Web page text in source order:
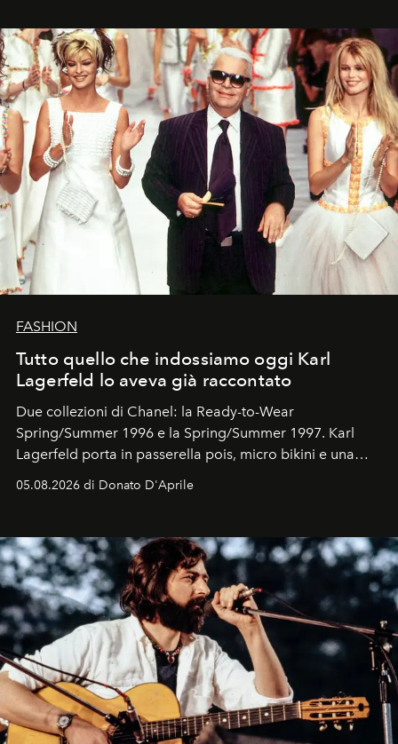
FASHION
Tutto quello che indossiamo oggi Karl
Lagerfeld lo aveva già raccontato
Due collezioni di Chanel: la Ready-to-Wear
Spring/Summer 1996 e la Spring/Summer 1997. Karl
Lagerfeld porta in passerella pois, micro bikini e una
logomania pensata per la spiaggia
Kate, Claudia e Carla una dietro l'altra. Trent'anni dopo,
uno dei documenti più contemporanei che abbiamo.
05.08.2026 di Donato D'Aprile